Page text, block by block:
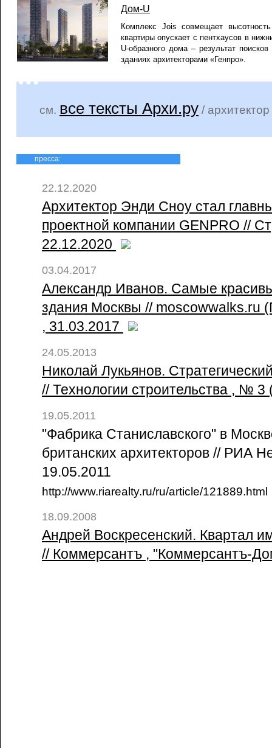
Дом-U
Комплекс Jois совмещает
квартиры опускает с пентхаусов в
U-образного дома – результат
зданиях архитекторами «Генпро».
см. все тексты Архи.ру /
пресса:
22.12.2020
Архитектор Энди Сноу стал
проектной компании GENPRO //
22.12.2020
03.04.2017
Александр Иванов. Самые
здания Москвы // moscowwalks.ru
, 31.03.2017
24.05.2013
Николай Лукьянов.
// Технологии строительства , № 3
19.05.2011
"Фабрика Станиславского" в
британских архитекторов // РИА
19.05.2011
http://www.riarealty.ru/ru/article/121889.html
18.09.2008
Андрей Воскресенский. Квартал
// Коммерсантъ , "Коммерсантъ-